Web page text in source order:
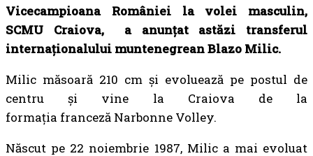
Vicecampioana României la volei masculin,
SCMU Craiova, a anunțat astăzi transferul
internaționalului muntenegrean Blazo Milic.
Milic măsoară 210 cm și evoluează pe postul de
centru și vine la Craiova de la
formația franceză Narbonne Volley.
Născut pe 22 noiembrie 1987, Milic a mai evoluat